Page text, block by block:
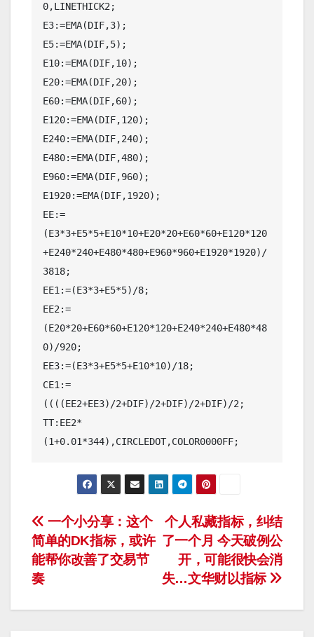
0,LINETHICK2;
E3:=EMA(DIF,3);
E5:=EMA(DIF,5);
E10:=EMA(DIF,10);
E20:=EMA(DIF,20);
E60:=EMA(DIF,60);
E120:=EMA(DIF,120);
E240:=EMA(DIF,240);
E480:=EMA(DIF,480);
E960:=EMA(DIF,960);
E1920:=EMA(DIF,1920);
EE:=
(E3*3+E5*5+E10*10+E20*20+E60*60+E120*120
+E240*240+E480*480+E960*960+E1920*1920)/
3818;
EE1:=(E3*3+E5*5)/8;
EE2:=
(E20*20+E60*60+E120*120+E240*240+E480*48
0)/920;
EE3:=(E3*3+E5*5+E10*10)/18;
CE1:=
((((EE2+EE3)/2+DIF)/2+DIF)/2+DIF)/2;
TT:EE2*
文
章
导
航
个人私藏指标，纠结
了一个月 今天破例公
开，可能很快会消
失…文华财以指标
一个小分享：这个
简单的DK指标，或许
能帮你改善了交易节
奏